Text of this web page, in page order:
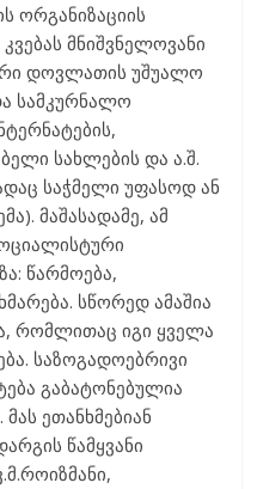
ორგანიზაციის
მნიშვნელოვანი
დოვლათის უშუალო
სამკურნალო
სახლების და ა.შ.
საჭმელი უფასოდ ან
მაშასადამე, ამ
წარმოება,
სწორედ ამაშია
რომლითაც იგი ყველა
საზოგადოებრივი
გაბატონებულია
ეთანხმებიან
წამყვანი